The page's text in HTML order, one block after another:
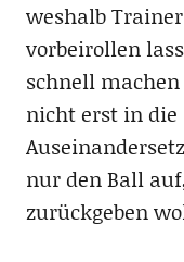
weshalb
vorbeirollen
schnell
nicht erst in
nur den Ball
zurückgeben